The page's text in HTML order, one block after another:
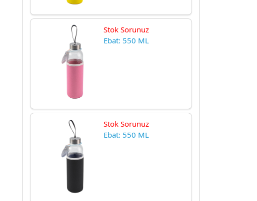
Stok Sorunuz
Ebat: 550 ML
Stok Sorunuz
Ebat: 550 ML